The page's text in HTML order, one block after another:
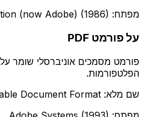
מפתח: Aldus Corporation (now Adobe) (1986)
על פורמט PDF
פורמט מסמכים אוניברסלי שומר
הפלטפורמות.
שם מלא: Portable Document Format